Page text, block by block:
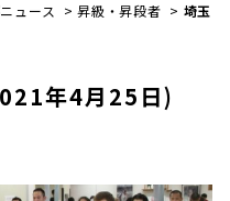
ュース >昇級・昇段者 > 埼玉
年4月25日)